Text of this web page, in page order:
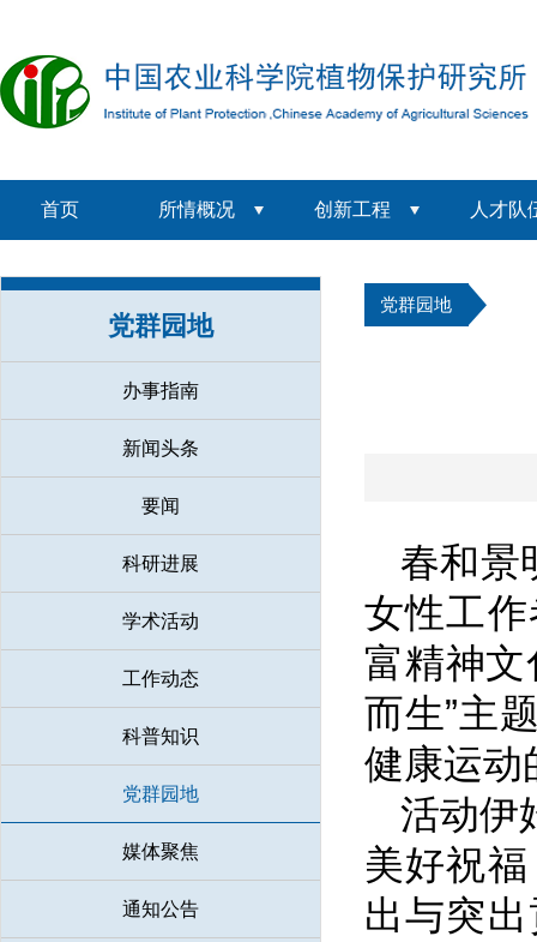
首页 所情概况 创新工程 人才队
党群园地
办事指南
新闻头条
要闻
科研进展
学术活动
工作动态
科普知识
党群园地
媒体聚焦
通知公告
党群园地
春和景
女性工
富精神
而生”主
健康运动
活动伊
美好祝
出与突